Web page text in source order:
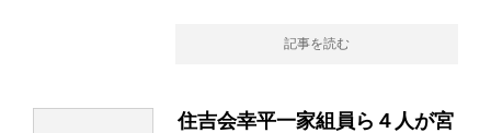
記事を読む
住吉会幸平一家組員ら４人が宮